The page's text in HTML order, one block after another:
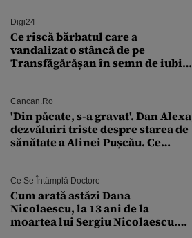
Digi24
Ce riscă bărbatul care a
vandalizat o stâncă de pe
Transfăgărășan în semn de iubire
Cancan.ro
'Din păcate, s-a gravat'. Dan Alexa,
dezvăluiri triste despre starea de
sănătate a Alinei Pușcău. Ce
Ce Se Întâmplă Doctore
Cum arată astăzi Dana
Nicolaescu, la 13 ani de la
moartea lui Sergiu Nicolaescu.